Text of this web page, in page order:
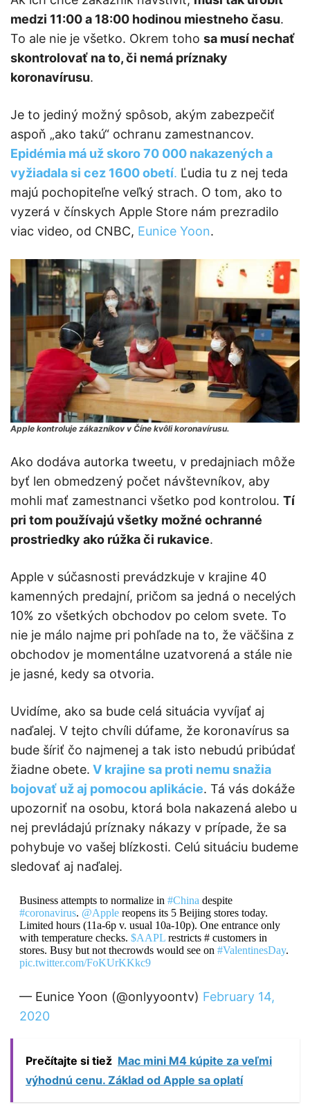
medzi 11:00 a 18:00 hodinou miestneho času.
To ale nie je všetko. Okrem toho sa musí nechať
skontrolovať na to, či nemá príznaky
koronavírusu.
Je to jediný možný spôsob, akým zabezpečiť
aspoň „ako takú“ ochranu zamestnancov.
Epidémia má už skoro 70 000 nakazených a
vyžiadala si cez 1600 obetí. Ľudia tu z nej teda
majú pochopiteľne veľký strach. O tom, ako to
vyzerá v čínskych Apple Store nám prezradilo
viac video, od CNBC, Eunice Yoon.
Apple kontroluje zákazníkov v Číne kvôli koronavírusu.
Ako dodáva autorka tweetu, v predajniach môže
byť len obmedzený počet návštevníkov, aby
mohli mať zamestnanci všetko pod kontrolou. Tí
pri tom používajú všetky možné ochranné
prostriedky ako rúžka či rukavice.
Apple v súčasnosti prevádzkuje v krajine 40
kamenných predajní, pričom sa jedná o necelých
10% zo všetkých obchodov po celom svete. To
nie je málo najme pri pohľade na to, že väčšina z
obchodov je momentálne uzatvorená a stále nie
je jasné, kedy sa otvoria.
Uvidíme, ako sa bude celá situácia vyvíjať aj
naďalej. V tejto chvíli dúfame, že koronavírus sa
bude šíriť čo najmenej a tak isto nebudú pribúdať
žiadne obete. V krajine sa proti nemu snažia
bojovať už aj pomocou aplikácie. Tá vás dokáže
upozorniť na osobu, ktorá bola nakazená alebo u
nej prevládajú príznaky nákazy v prípade, že sa
pohybuje vo vašej blízkosti. Celú situáciu budeme
sledovať aj naďalej.
Business attempts to normalize in #China despite
#coronavirus. @Applereopens its 5 Beijing stores today.
Limited hours (11a-6p v. usual 10a-10p). One entrance only
with temperature checks. $AAPLrestricts # customers in
stores. Busy but not thecrowds would see on #ValentinesDay.
pic.twitter.com/FoKUrKKkc9
— Eunice Yoon (@onlyyoontv) February 14,
2020
Prečítajte si tiež Mac mini M4 kúpite za veľmi
výhodnú cenu. Základ od Apple sa oplatí